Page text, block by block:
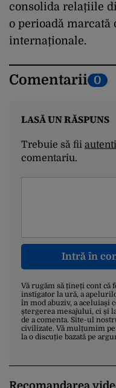
consolida relațiile
o perioadă
internaționale.
Comentarii 0
LASĂ UN RĂSPUNS
Trebuie să fii
comentariu.
Intră în
Vă rugăm să țineți cont
instigator la ură, a
în mod abuziv, a aceluiași
ștergerea mesajului, ci și
de a comenta. Site-ul
civilizate. Vă mulțumim
la o discuție bazată pe